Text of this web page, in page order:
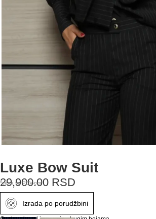
Luxe Bow Suit
29,900.00 RSD
*cena sa PDV-om
Izrada po porudžbini